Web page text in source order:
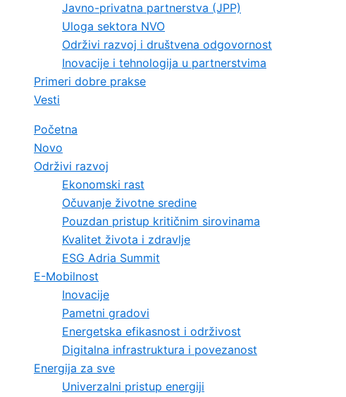
Javno-privatna partnerstva (JPP)
Uloga sektora NVO
Održivi razvoj i društvena odgovornost
Inovacije i tehnologija u partnerstvima
Primeri dobre prakse
Vesti
Početna
Novo
Održivi razvoj
Ekonomski rast
Očuvanje životne sredine
Pouzdan pristup kritičnim sirovinama
Kvalitet života i zdravlje
ESG Adria Summit
E-Mobilnost
Inovacije
Pametni gradovi
Energetska efikasnost i održivost
Digitalna infrastruktura i povezanost
Energija za sve
Univerzalni pristup energiji